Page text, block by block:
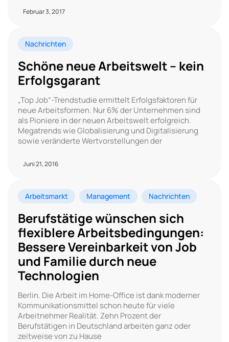
Februar 3, 2017
Nachrichten
Schöne neue Arbeitswelt – kein
Erfolgsgarant
„Top Job“-Trendstudie ermittelt Erfolgsfaktoren für
neue Arbeitsformen. Nur 6% der Unternehmen sind
als Pioniere in der neuen Arbeitswelt erfolgreich.
Megatrends wie Globalisierung und Digitalisierung
sowie veränderte Wertvorstellungen der
Juni 21, 2016
Arbeitsmarkt Management Nachrichten
Berufstätige wünschen sich
flexiblere Arbeitsbedingungen:
Bessere Vereinbarkeit von Job
und Familie durch neue
Technologien
Berlin. Die Arbeit im Home-Office ist dank moderner
Kommunikationsmittel schon heute für viele
Arbeitnehmer Realität. Zehn Prozent der
Berufstätigen in Deutschland arbeiten ganz oder
zeitweise von zu Hause